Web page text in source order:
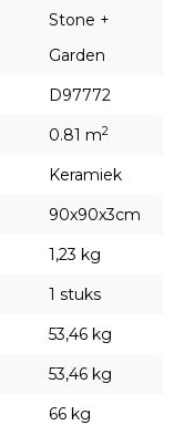
Stone +
Garden
D97772
0.81 m2
Keramiek
90x90x3cm
1,23 kg
1 stuks
53,46 kg
53,46 kg
66 kg